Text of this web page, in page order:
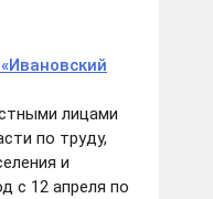
лицами
по труду,
и
с 12 апреля по